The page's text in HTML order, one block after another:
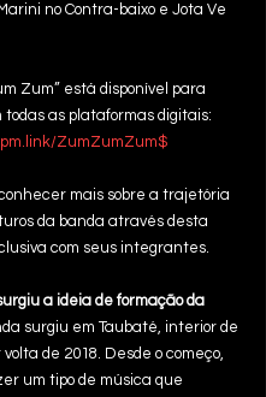
no Contra-baixo e Jota Ve
Zum” está disponível para
as plataformas digitais:
ZumZumZum$
mais sobre a trajetória
da banda através desta
com seus integrantes.
a ideia de formação da
surgiu em Taubaté, interior de
volta de 2018. Desde o começo,
um tipo de música que